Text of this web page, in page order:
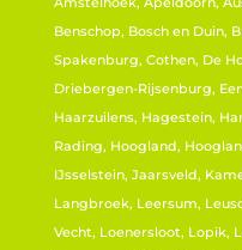
Benschop, Bosch en Duin,
Spakenburg, Cothen, De
Driebergen-Rijsenburg,
Haarzuilens, Hagestein,
Rading, Hoogland,
IJsselstein, Jaarsveld,
Langbroek, Leersum,
Vecht, Loenersloot, Lopik,